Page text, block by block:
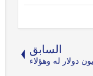
السابق